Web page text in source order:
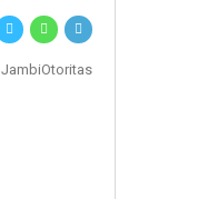
JambiOtoritas